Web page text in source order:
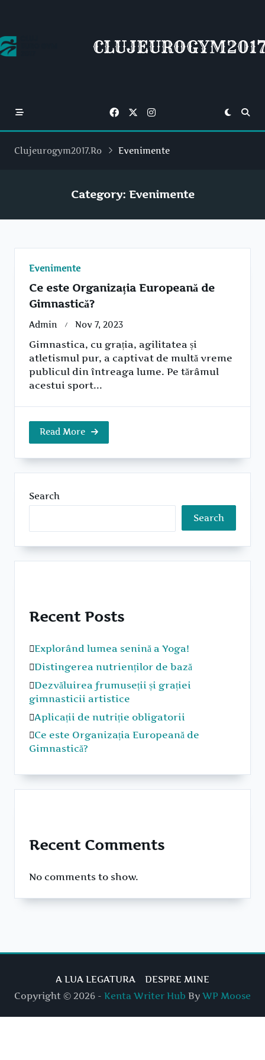
Clujeurogym2017.ro Evenimente
Category: Evenimente
Evenimente
Ce este Organizația Europeană de
Gimnastică?
Admin Nov 7, 2023
Gimnastica, cu grația, agilitatea și
atletismul pur, a captivat de multă vreme
publicul din întreaga lume. Pe tărâmul
acestui sport...
Read More
Search
Search
Recent Posts
Explorând lumea senină a Yoga!
Distingerea nutrienților de bază
Dezvăluirea frumuseții și grației
gimnasticii artistice
Aplicații de nutriție obligatorii
Ce este Organizația Europeană de
Gimnastică?
Recent Comments
No comments to show.
A LUA LEGATURA
DESPRE MINE
Copyright © 2026 - Kenta Writer Hub By WP Moose